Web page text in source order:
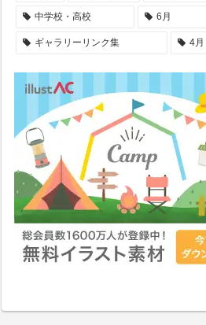
中学校・高校 6月
ギャラリーリンク集 4月